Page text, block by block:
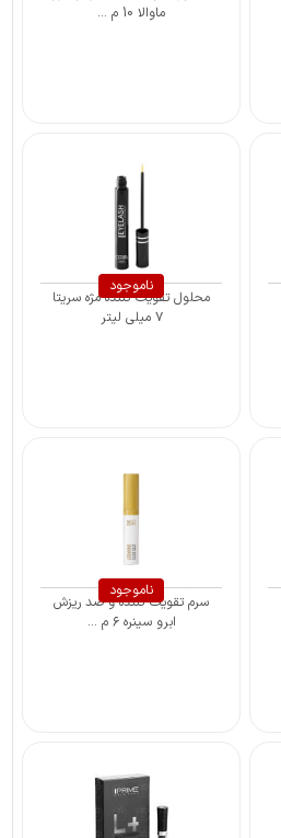
ماوالا 10 م ...
ناموجود
محلول تقویت کننده مژه سریتا
۷ میلی لیتر
ناموجود
سرم تقویت کننده و ضد ریزش
ابرو سینره ۶ م ...